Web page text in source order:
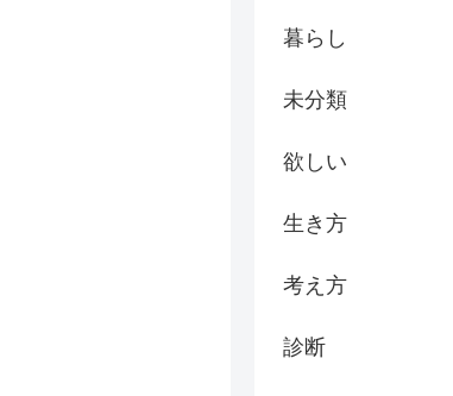
暮らし
未分類
欲しい
生き方
考え方
診断